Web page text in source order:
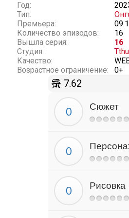
Год:
Тип:
Премьера:
Количество эпизодов:
16
Вышла серия:
16
Студия:
Качество:
Возрастное ограничение:
0+
7.62
Сюжет
Рисовка